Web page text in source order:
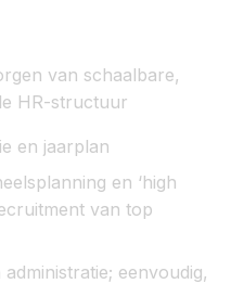
van schaalbare,
HR-structuur
en jaarplan
en ‘high
van top
eenvoudig,